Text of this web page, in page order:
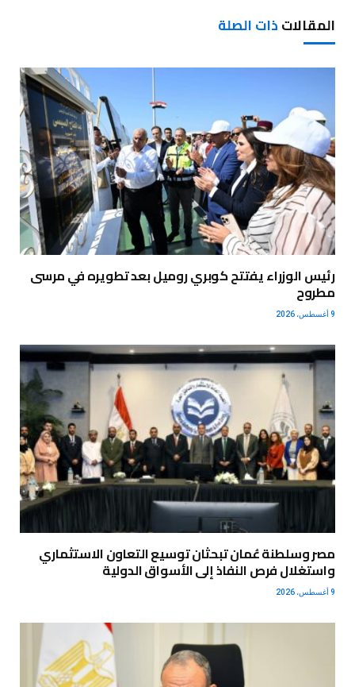
المقالاتذات الصلة
رئيس الوزراء يفتتح كوبري روميل بعد تطويره في مرسى
مطروح
9 أغسطس، 2026
مصر وسلطنة عُمان تبحثان توسيع التعاون الاستثماري
واستغلال فرص النفاذ إلى الأسواق الدولية
9 أغسطس، 2026